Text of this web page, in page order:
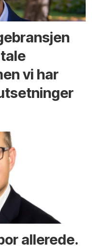
vi har
allerede.